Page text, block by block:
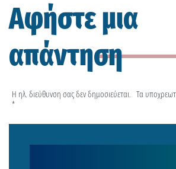
Αφήστε μια
απάντηση
Η ηλ. διεύθυνση σας δεν δημοσιεύεται. Τα
*